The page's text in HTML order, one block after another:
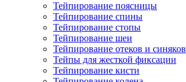
Тейпирование поясницы
Тейпирование спины
Тейпирование стопы
Тейпирование шеи
Тейпирование отеков и синяков
Тейпы для жесткой фиксации
Тейпирование кисти